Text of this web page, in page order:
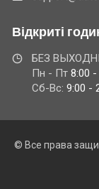
Відкриті
БЕЗ
Пн - Пт 8:00 -
Сб-Вс: 9:00 -
© Все права